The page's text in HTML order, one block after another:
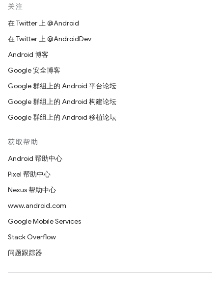
关注
在 Twitter 上 @Android
在 Twitter 上 @AndroidDev
Android 博客
Google 安全博客
Google 群组上的 Android 平台论坛
Google 群组上的 Android 构建论坛
Google 群组上的 Android 移植论坛
获取帮助
Android 帮助中心
Pixel 帮助中心
Nexus 帮助中心
www.android.com
Google Mobile Services
Stack Overflow
问题跟踪器